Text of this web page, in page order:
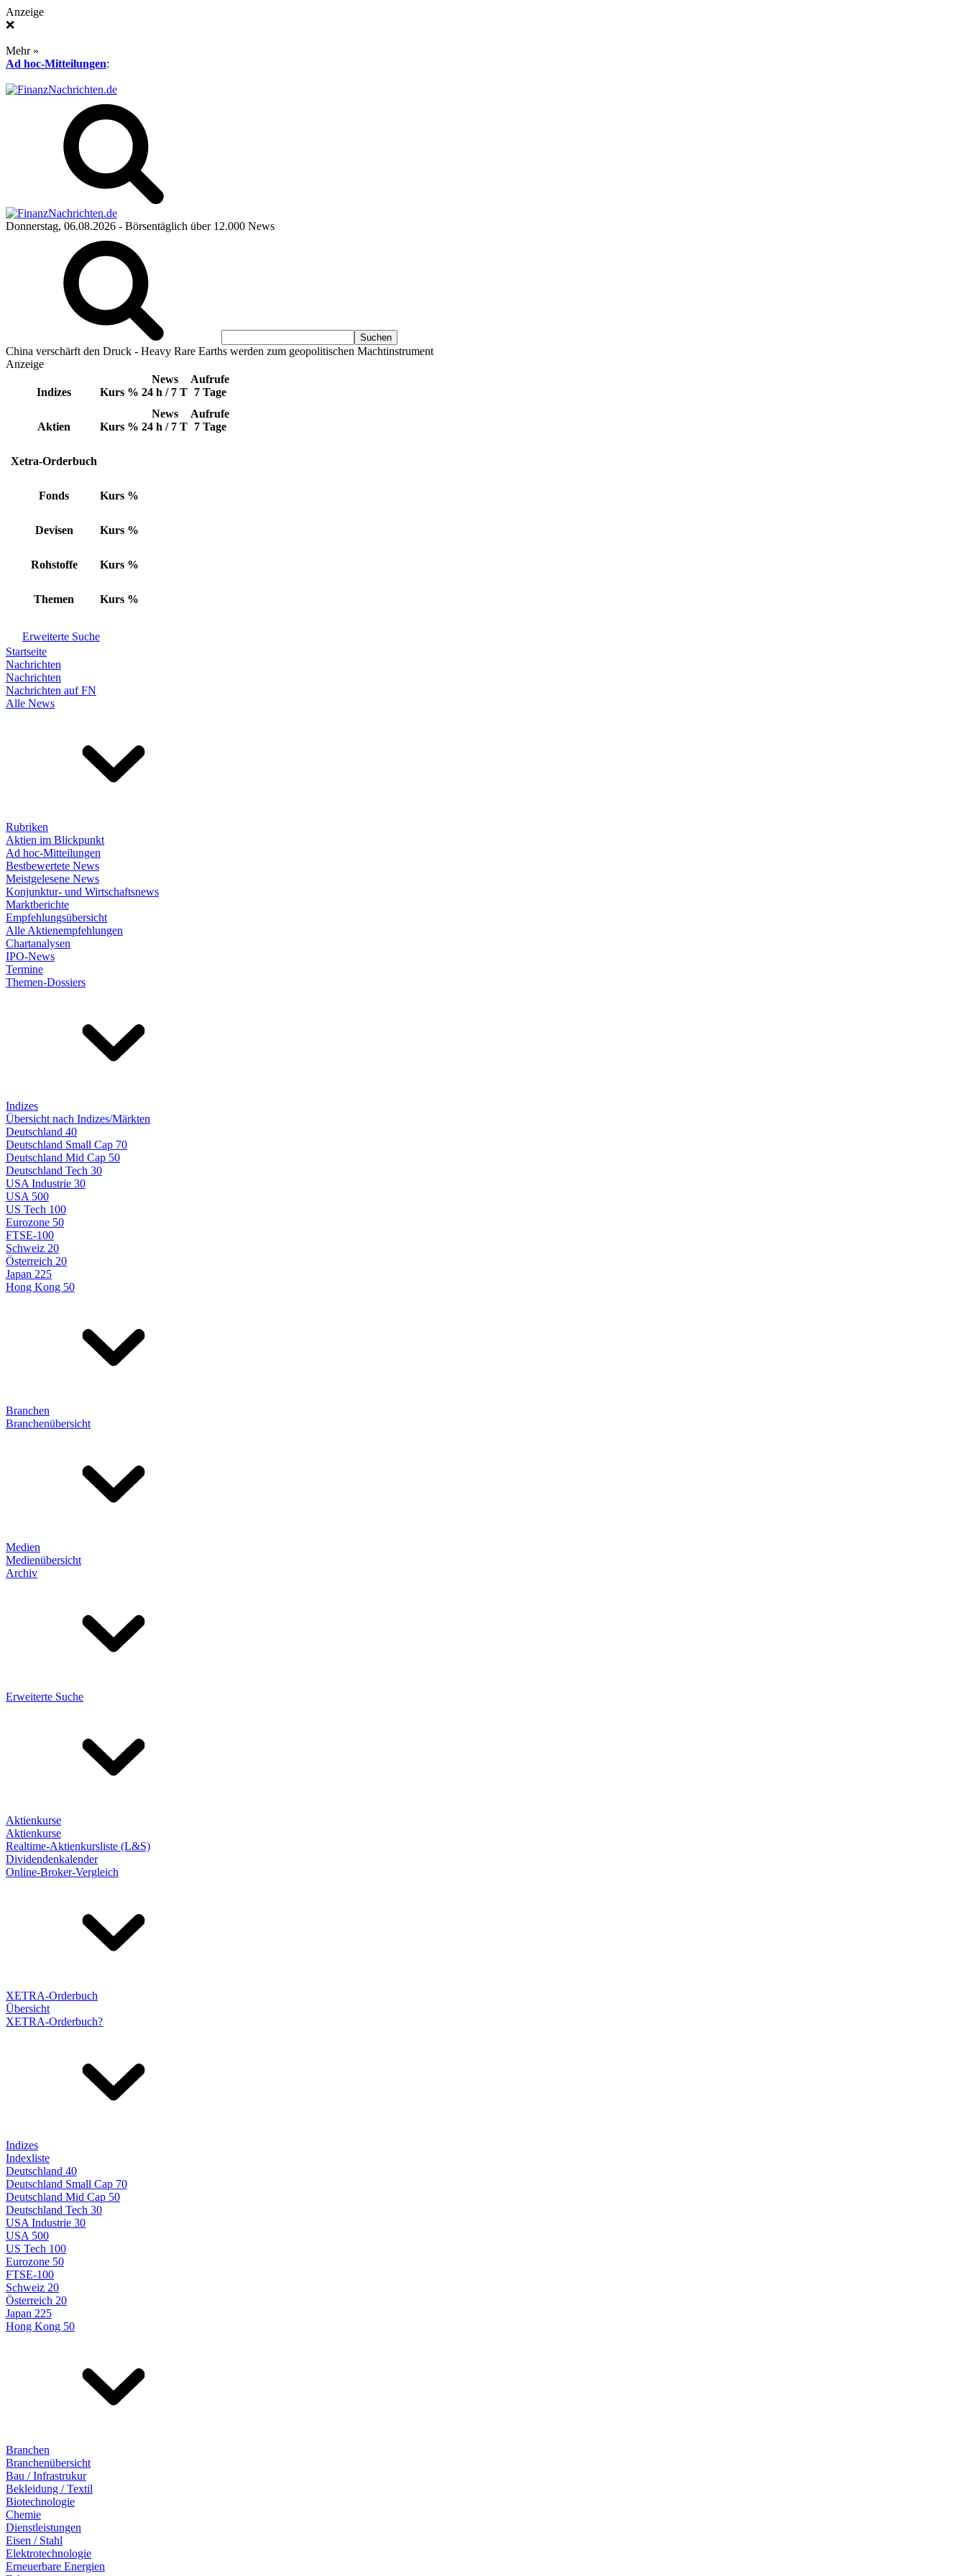
Anzeige
❌
Mehr »
Ad hoc-Mitteilungen:
Donnerstag, 06.08.2026 - Börsentäglich über 12.000 News
China verschärft den Druck - Heavy Rare Earths werden zum geopolitischen Machtinstrument
Anzeige
Indizes Kurs %
News
24 h / 7 T
Aufrufe
7 Tage
Aktien Kurs %
News
24 h / 7 T
Aufrufe
7 Tage
Xetra-Orderbuch
Fonds Kurs %
Devisen Kurs %
Rohstoffe Kurs %
Themen Kurs %
Erweiterte Suche
Startseite
Nachrichten
Nachrichten
Nachrichten auf FN
Alle News
Rubriken
Aktien im Blickpunkt
Ad hoc-Mitteilungen
Bestbewertete News
Meistgelesene News
Konjunktur- und Wirtschaftsnews
Marktberichte
Empfehlungsübersicht
Alle Aktienempfehlungen
Chartanalysen
IPO-News
Termine
Themen-Dossiers
Indizes
Übersicht nach Indizes/Märkten
Deutschland 40
Deutschland Small Cap 70
Deutschland Mid Cap 50
Deutschland Tech 30
USA Industrie 30
USA 500
US Tech 100
Eurozone 50
FTSE-100
Schweiz 20
Österreich 20
Japan 225
Hong Kong 50
Branchen
Branchenübersicht
Medien
Medienübersicht
Archiv
Erweiterte Suche
Aktienkurse
Aktienkurse
Realtime-Aktienkursliste (L&S)
Dividendenkalender
Online-Broker-Vergleich
XETRA-Orderbuch
Übersicht
XETRA-Orderbuch?
Indizes
Indexliste
Deutschland 40
Deutschland Small Cap 70
Deutschland Mid Cap 50
Deutschland Tech 30
USA Industrie 30
USA 500
US Tech 100
Eurozone 50
FTSE-100
Schweiz 20
Österreich 20
Japan 225
Hong Kong 50
Branchen
Branchenübersicht
Bau / Infrastrukur
Bekleidung / Textil
Biotechnologie
Chemie
Dienstleistungen
Eisen / Stahl
Elektrotechnologie
Erneuerbare Energien